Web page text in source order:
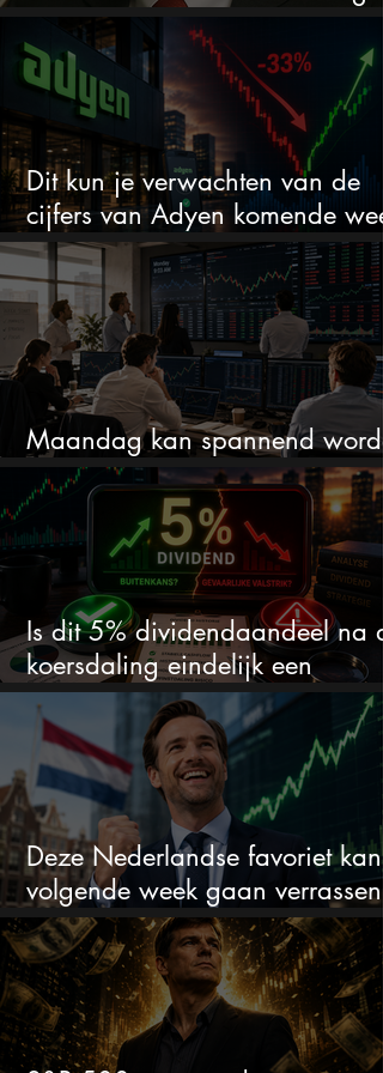
steeds koopwaardig
Dit kun je verwachten van de
cijfers van Adyen komende
na 33% daling
Maandag kan spannend
dit zijn 3 dingen om op te letten
Is dit 5% dividendaandeel na
koersdaling eindelijk een
koopkans?
Deze Nederlandse favoriet kan
volgende week gaan verrassen
met de kwartaalcijfers